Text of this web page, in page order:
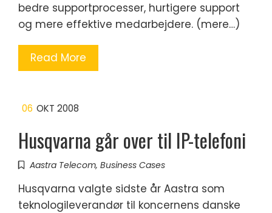
bedre supportprocesser, hurtigere support
og mere effektive medarbejdere. (mere…)
Read More
06 OKT 2008
Husqvarna går over til IP-telefoni
Aastra Telecom, Business Cases
Husqvarna valgte sidste år Aastra som
teknologileverandør til koncernens danske